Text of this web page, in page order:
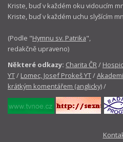
Kriste, buď v každém oku vidoucím
Kriste, buď v každém uchu slyšícím
(Podle "Hymnu sv. Patrika",
redakčně upraveno)
Některé odkazy: Charita ČR/
YT/ Lomec, Josef Prokeš YT/
krátkým komentářem (anglicky)/